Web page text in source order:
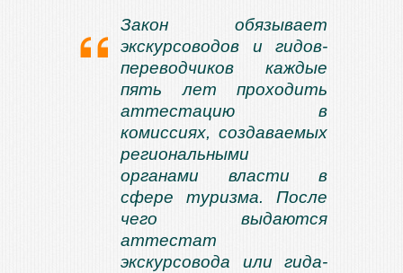
Закон обязывает
экскурсоводов и гидов-
переводчиков каждые
пять лет проходить
аттестацию в
комиссиях, создаваемых
региональными
органами власти в
сфере туризма. После
чего выдаются
аттестат
экскурсовода или гида-